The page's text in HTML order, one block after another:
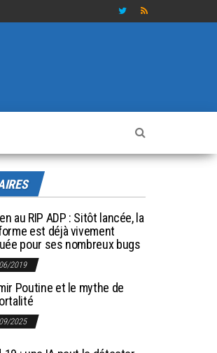
au RIP ADP : Sitôt lancée, la
est déjà vivement
pour ses nombreux bugs
2019
Poutine et le mythe de
2025